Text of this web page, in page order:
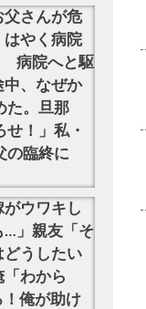
父さんが危
やく病院
院へと駆
中、なぜか
た。旦那
せ！」私・
臨終に
ウワキし
…」親友「そ
うしたい
「わから
俺が助け